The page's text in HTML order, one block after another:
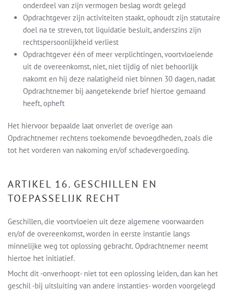
onderdeel van zijn vermogen beslag wordt gelegd
Opdrachtgever zijn activiteiten staakt, ophoudt zijn statutaire
doel na te streven, tot liquidatie besluit, anderszins zijn
rechtspersoonlijkheid verliest
Opdrachtgever één of meer verplichtingen, voortvloeiende
uit de overeenkomst, niet, niet tijdig of niet behoorlijk
nakomt en hij deze nalatigheid niet binnen 30 dagen, nadat
Opdrachtnemer bij aangetekende brief hiertoe gemaand
heeft, opheft
Het hiervoor bepaalde laat onverlet de overige aan
Opdrachtnemer rechtens toekomende bevoegdheden, zoals die
tot het vorderen van nakoming en/of schadevergoeding.
ARTIKEL 16. GESCHILLEN EN
TOEPASSELIJK RECHT
Geschillen, die voortvloeien uit deze algemene voorwaarden
en/of de overeenkomst, worden in eerste instantie langs
minnelijke weg tot oplossing gebracht. Opdrachtnemer neemt
hiertoe het initiatief.
Mocht dit -onverhoopt- niet tot een oplossing leiden, dan kan het
geschil -bij uitsluiting van andere instanties- worden voorgelegd